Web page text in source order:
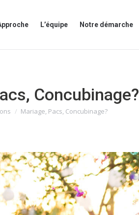
L’équipe Notre démarche
Concubinage?
Mariage, Pacs, Concubinage?